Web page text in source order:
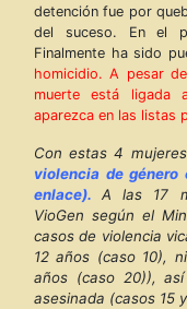
detención fue por
del suceso. En el
Finalmente ha sido
homicidio. A pesar
muerte está ligada
aparezca en las listas
Con estas 4 mujeres
violencia de
enlace).
A las 17
VioGen según el
casos de violencia
12 años (caso 10),
años (caso 20)),
asesinada (casos 15